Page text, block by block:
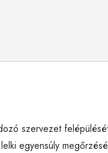
szervezet
egyensúly